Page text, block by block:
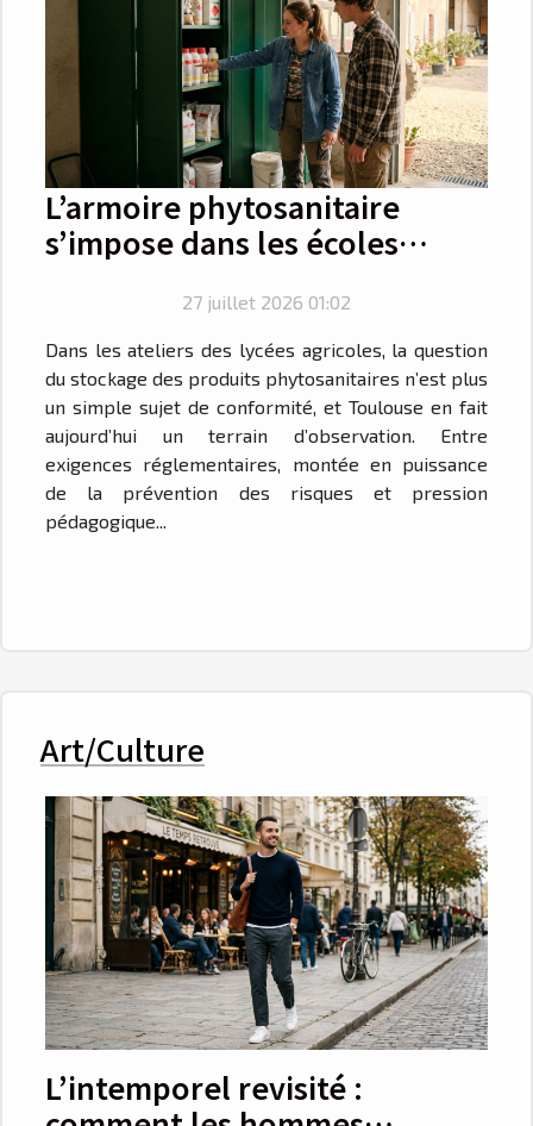
L’armoire phytosanitaire
s’impose dans les écoles
27 juillet 2026 01:02
Dans les ateliers des lycées agricoles, la question
du stockage des produits phytosanitaires n’est plus
un simple sujet de conformité, et Toulouse en fait
aujourd’hui un terrain d’observation. Entre
exigences réglementaires, montée en puissance
de la prévention des risques et pression
pédagogique...
Art/Culture
L’intemporel revisité :